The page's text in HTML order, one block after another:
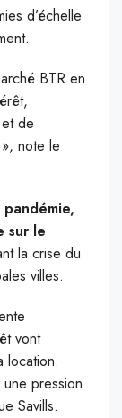
d’échelle
BTR en
de
note le
sur le
la crise du
villes.
vont
location.
pression
Savills.